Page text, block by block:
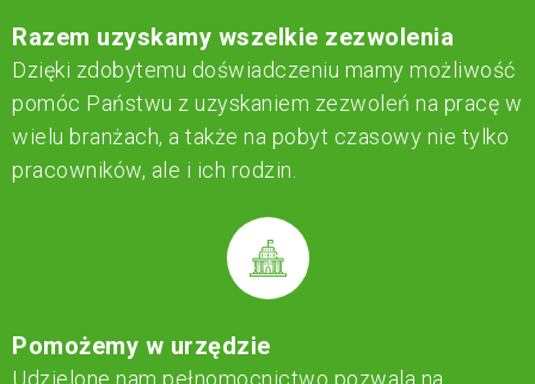
Razem uzyskamy wszelkie zezwolenia
Dzięki zdobytemu doświadczeniu mamy możliwość
pomóc Państwu z uzyskaniem zezwoleń na pracę w
wielu branżach, a także na pobyt czasowy nie tylko
pracowników, ale i ich rodzin.
Pomożemy w urzędzie
Udzielone nam pełnomocnictwo pozwala na